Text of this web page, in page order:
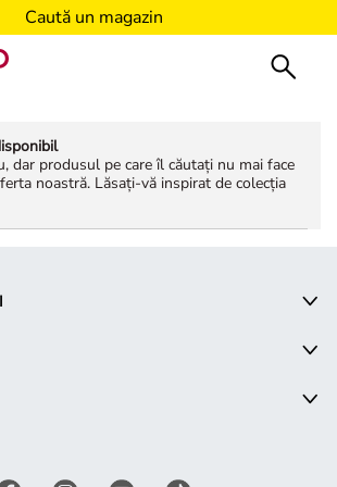
Caută un magazin
dar produsul pe care îl căutați nu mai face
noastră. Lăsați-vă inspirat de colecția